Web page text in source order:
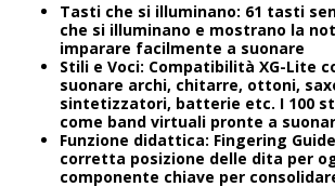
Tasti che si illuminano: 61 tasti
che si illuminano e mostrano la
imparare facilmente a suonare
Stili e Voci: Compatibilità XG-Lite
suonare archi, chitarre, ottoni,
sintetizzatori, batterie etc. I 100
come band virtuali pronte a
Funzione didattica: Fingering
corretta posizione delle dita per
componente chiave per